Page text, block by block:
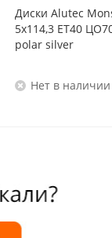
Диски Alutec
5x114,3 ET40
polar silver
Нет в наличии